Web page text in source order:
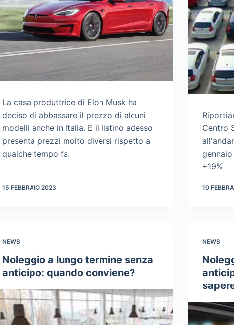
La casa produttrice di Elon Musk ha
deciso di abbassare il prezzo di alcuni
modelli anche in Italia. E il listino adesso
presenta prezzi molto diversi rispetto a
qualche tempo fa.
15 FEBBRAIO 2023
Centro
+19%
10
NEWS
Noleggio a lungo termine senza
anticipo: quando conviene?
NEWS